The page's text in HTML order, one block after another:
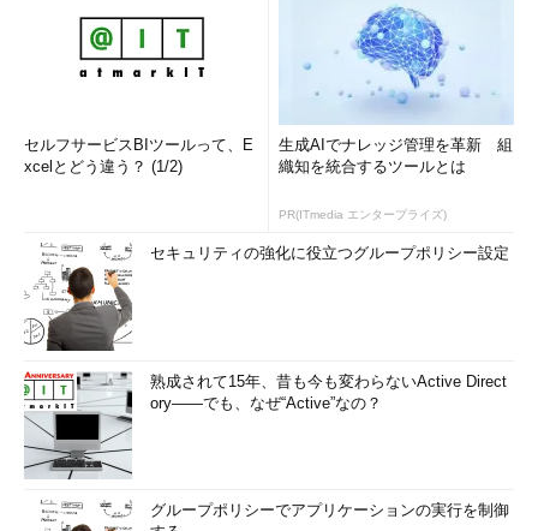
セルフサービスBIツールって、E
xcelとどう違う？ (1/2)
生成AIでナレッジ管理を革新 組
織知を統合するツールとは
PR(ITmedia エンタープライズ)
セキュリティの強化に役立つグループポリシー設定
熟成されて15年、昔も今も変わらないActive Direct
ory――でも、なぜ“Active”なの？
グループポリシーでアプリケーションの実行を制御